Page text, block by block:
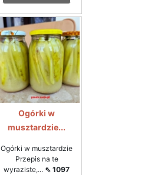
Ogórki w
musztardzie...
Ogórki w musztardzie
Przepis na te
wyraziste,... ⇖ 1097